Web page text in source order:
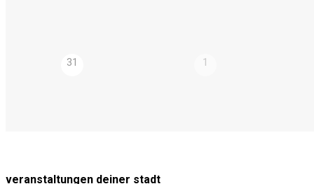
31 1
veranstaltungen deiner stadt